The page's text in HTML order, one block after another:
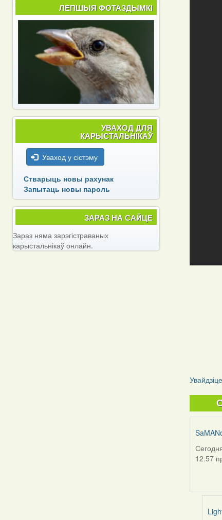
Увайдзіце
12.57
ЛЕПШЫЯ ФОТАЗДЫМКІ
УВАХОД ДЛЯ
КАРЫСТАЛЬНІКАЎ
Уваход у сістэму
Стварыць новы рахунак
Запытаць новы пароль
ЗАРАЗ НА САЙЦЕ
Зараз няма зарэгістраваных
карыстальнікаў онлайн.